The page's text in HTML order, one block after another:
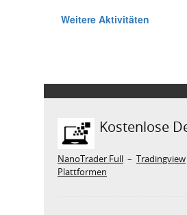
Kostenlose
NanoTrader Full – Tradingview
Plattformen